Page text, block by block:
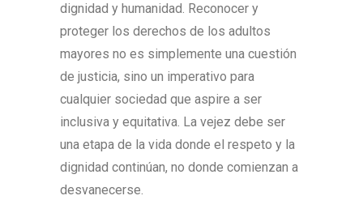
dignidad y humanidad. Reconocer y
proteger los derechos de los adultos
mayores no es simplemente una cuestión
de justicia, sino un imperativo para
cualquier sociedad que aspire a ser
inclusiva y equitativa. La vejez debe ser
una etapa de la vida donde el respeto y la
dignidad continúan, no donde comienzan a
desvanecerse.